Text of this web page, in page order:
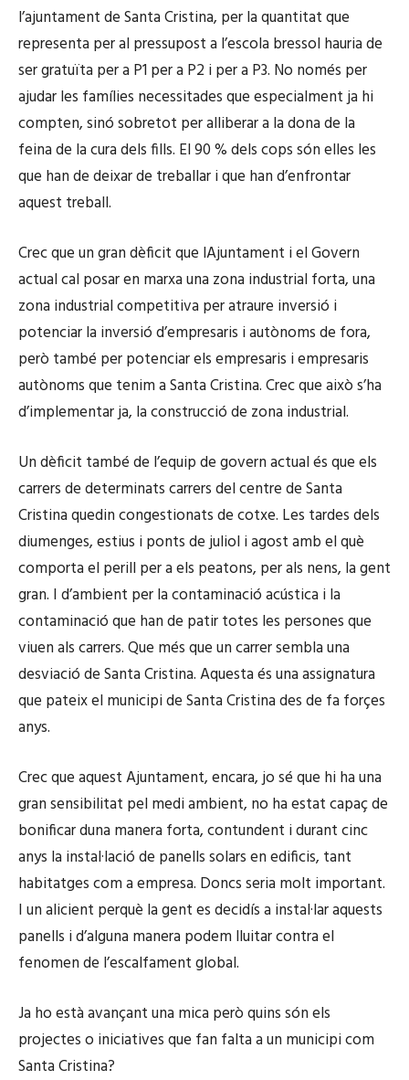
l’ajuntament de Santa Cristina, per la quantitat que
representa per al pressupost a l’escola bressol hauria de
ser gratuïta per a P1 per a P2 i per a P3. No només per
ajudar les famílies necessitades que especialment ja hi
compten, sinó sobretot per alliberar a la dona de la
feina de la cura dels fills. El 90 % dels cops són elles les
que han de deixar de treballar i que han d’enfrontar
aquest treball.
Crec que un gran dèficit que lAjuntament i el Govern
actual cal posar en marxa una zona industrial forta, una
zona industrial competitiva per atraure inversió i
potenciar la inversió d’empresaris i autònoms de fora,
però també per potenciar els empresaris i empresaris
autònoms que tenim a Santa Cristina. Crec que això s’ha
d’implementar ja, la construcció de zona industrial.
Un dèficit també de l’equip de govern actual és que els
carrers de determinats carrers del centre de Santa
Cristina quedin congestionats de cotxe. Les tardes dels
diumenges, estius i ponts de juliol i agost amb el què
comporta el perill per a els peatons, per als nens, la gent
gran. I d’ambient per la contaminació acústica i la
contaminació que han de patir totes les persones que
viuen als carrers. Que més que un carrer sembla una
desviació de Santa Cristina. Aquesta és una assignatura
que pateix el municipi de Santa Cristina des de fa forçes
anys.
Crec que aquest Ajuntament, encara, jo sé que hi ha una
gran sensibilitat pel medi ambient, no ha estat capaç de
bonificar duna manera forta, contundent i durant cinc
anys la instal·lació de panells solars en edificis, tant
habitatges com a empresa. Doncs seria molt important.
I un alicient perquè la gent es decidís a instal·lar aquests
panells i d’alguna manera podem lluitar contra el
fenomen de l’escalfament global.
Ja ho està avançant una mica però quins són els
projectes o iniciatives que fan falta a un municipi com
Santa Cristina?